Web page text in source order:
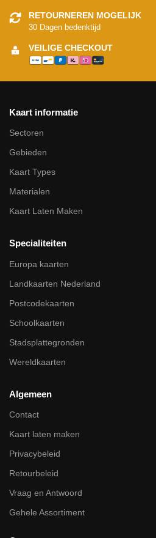
RETOURNEREN MOGELIJK
30 Dagen bedenktijd
VEILIGE CHECKOUT
Kaart informatie
Sectoren
Gebieden
Kaart Types
Materialen
Kaart Laten Maken
Specialiteiten
Europa kaarten
Landkaarten Nederland
Postcodekaarten
Schoolkaarten
Stadsplattegronden
Wereldkaarten
Algemeen
Contact
Kaart laten maken
Privacybeleid
Retourbeleid
Vraag en Antwoord
Gehele Assortiment